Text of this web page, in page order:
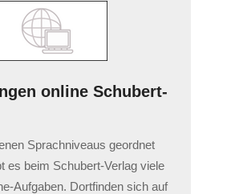
online Schubert-
Sprachniveaus geordnet
es beim Schubert-Verlag viele
Aufgaben. Dortfinden sich auf